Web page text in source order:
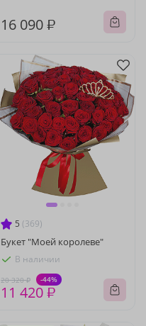
16 090 ₽
5 (369)
Букет "Моей королеве"
В наличии
20 320 ₽ -44%
11 420 ₽